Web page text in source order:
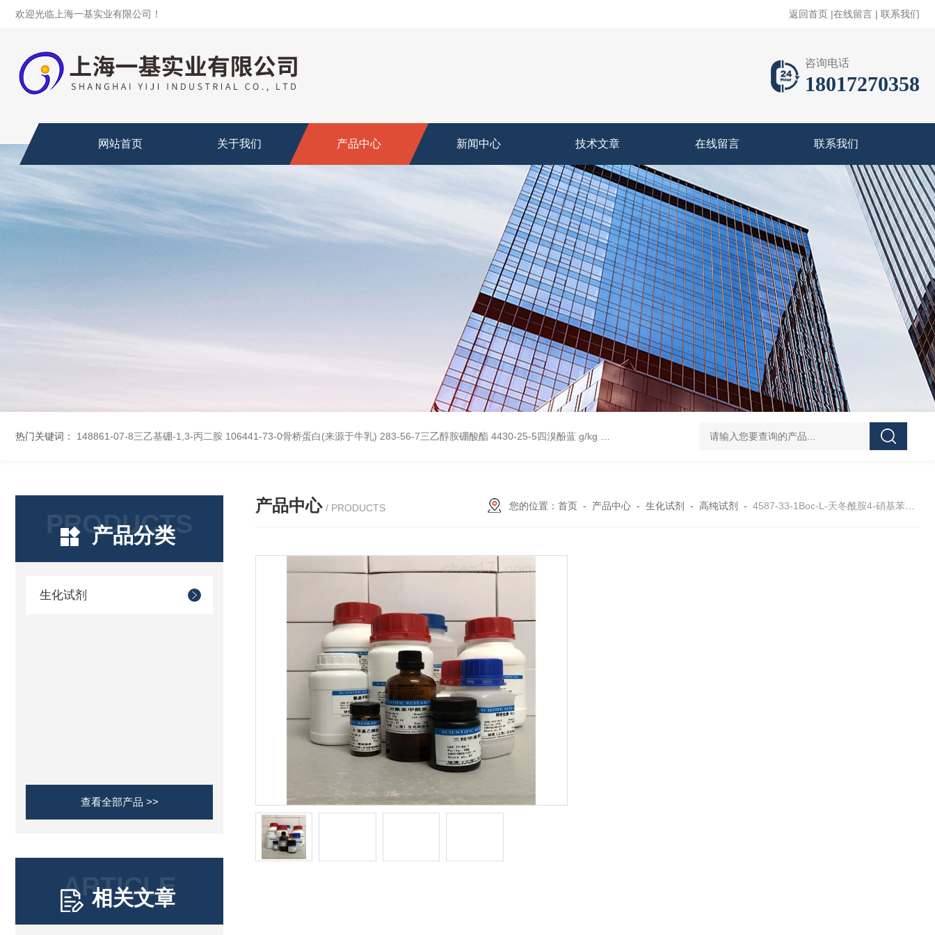
欢迎光临上海一基实业有限公司！ 返回首页 |在线留言 | 联系我们
咨询电话
18017270358
网站首页 关于我们 产品中心 新闻中心 技术文章 在线留言 联系我们
热门关键词： 148861-07-8三乙基硼-1,3-丙二胺 106441-73-0骨桥蛋白(来源于牛乳) 283-56-7三乙醇胺硼酸酯 4430-25-5四溴酚蓝 g/kg 81-08-32-磺基苯甲酸酐 4441-12-7三(4-吗啉基)氧化膦
PRODUCTS
产品分类
生化试剂
查看全部产品 >>
ARTICLE
相关文章
产品中心 / PRODUCTS 您的位置： 首页- 产品中心- 生化试剂 - 高纯试剂 - 4587-33-1Boc-L-天冬酰胺4-硝基苯酯4587-33-1